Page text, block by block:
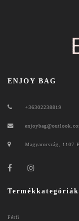
ENJOY BAG
+36302238819
Magyarország, 1107
Termékkategóriák
Férfi